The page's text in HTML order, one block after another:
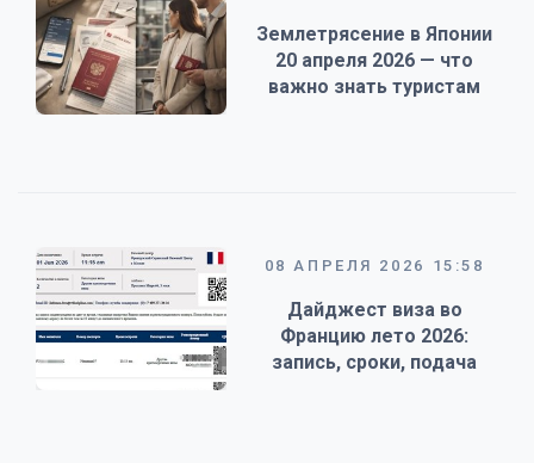
Землетрясение в Японии
20 апреля 2026 — что
важно знать туристам
08 АПРЕЛЯ 2026 15:58
Дайджест виза во
Францию лето 2026:
запись, сроки, подача